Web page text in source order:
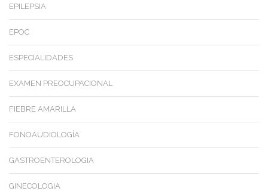
EPILEPSIA
EPOC
ESPECIALIDADES
EXAMEN PREOCUPACIONAL
FIEBRE AMARILLA
FONOAUDIOLOGÍA
GASTROENTEROLOGIA
GINECOLOGIA